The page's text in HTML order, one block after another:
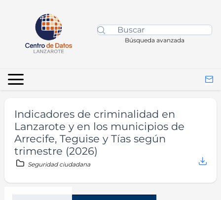
Búsqueda avanzada
Indicadores de criminalidad en
Lanzarote y en los municipios de
Arrecife, Teguise y Tías según
trimestre (2026)
Seguridad ciudadana